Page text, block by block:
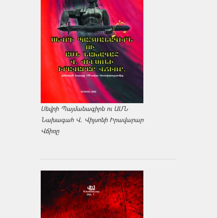
Սեվրի Պայմանագիրն ու ԱՄՆ
Նախագահ Վ. Վիլսոնի Իրավարար
Վճիռը